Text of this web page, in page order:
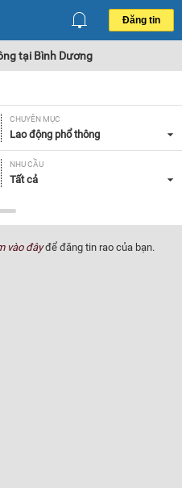
Đăng tin
tại Bình Dương
CHUYÊN MỤC
Lao động phổ thông
NHU CẦU
Tất cả
vào đâyđể đăng tin rao của bạn.